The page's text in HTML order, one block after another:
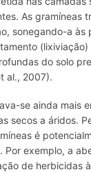
As gramíneas
sonegando-a às
do solo
al., 2007).
se ainda mais
secos a áridos.
é
Por exemplo, a
de herbicidas